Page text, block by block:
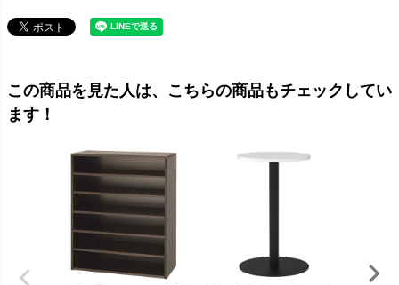
この商品を見た人は、こちらの商品もチェックしてい
ます！